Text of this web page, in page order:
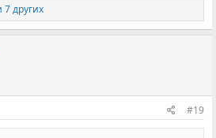
7 других
#19